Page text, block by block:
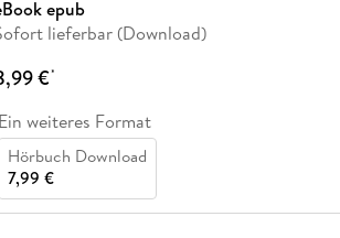
epub
lieferbar (Download)
€*
Ein weiteres Format
Hörbuch Download
7,99 €